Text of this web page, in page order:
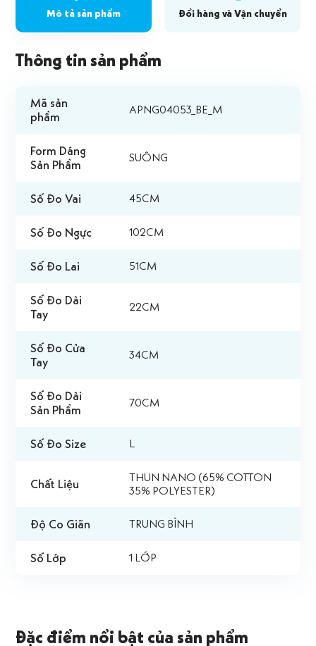
Mô tả sản phẩm Đổi hàng và Vận chuyển
Thông tin sản phẩm
Mã sản
phẩm
APNG04053_BE_M
Form Dáng
Sản Phẩm
SUÔNG
Số Đo Vai 45CM
Số Đo Ngực 102CM
Số Đo Lai 51CM
Số Đo Dài
Tay
22CM
Số Đo Cửa
Tay
34CM
Số Đo Dài
Sản Phẩm
70CM
Số Đo Size L
Chất Liệu
THUN NANO (65% COTTON
35% POLYESTER)
Độ Co Giãn TRUNG BÌNH
Số Lớp 1 LỚP
Đặc điểm nổi bật của sản phẩm